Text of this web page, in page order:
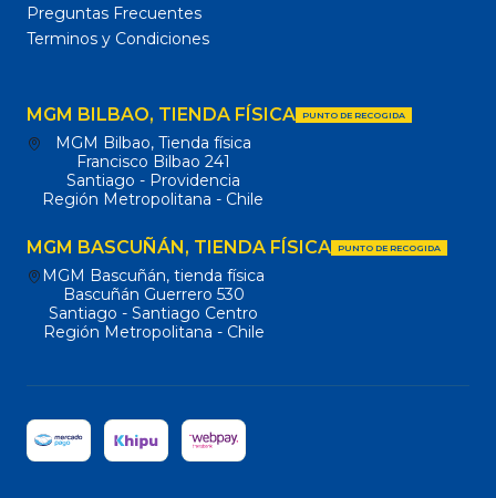
Preguntas Frecuentes
Terminos y Condiciones
MGM BILBAO, TIENDA FÍSICA PUNTO DE RECOGIDA
MGM Bilbao, Tienda física
Francisco Bilbao 241
Santiago - Providencia
Región Metropolitana - Chile
MGM BASCUÑÁN, TIENDA FÍSICA PUNTO DE RECOGIDA
MGM Bascuñán, tienda física
Bascuñán Guerrero 530
Santiago - Santiago Centro
Región Metropolitana - Chile